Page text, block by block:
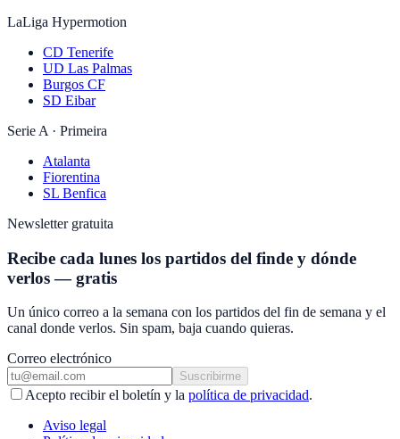
LaLiga Hypermotion
CD Tenerife
UD Las Palmas
Burgos CF
SD Eibar
Serie A · Primeira
Atalanta
Fiorentina
SL Benfica
Newsletter gratuita
Recibe cada lunes los partidos del finde y dónde
verlos — gratis
Un único correo a la semana con los partidos del fin de semana y el
canal donde verlos. Sin spam, baja cuando quieras.
Correo electrónico
Suscribirme
Acepto recibir el boletín y la política de privacidad.
Aviso legal